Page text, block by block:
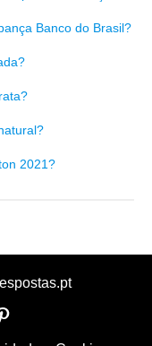
Banco do Brasil?
2021?